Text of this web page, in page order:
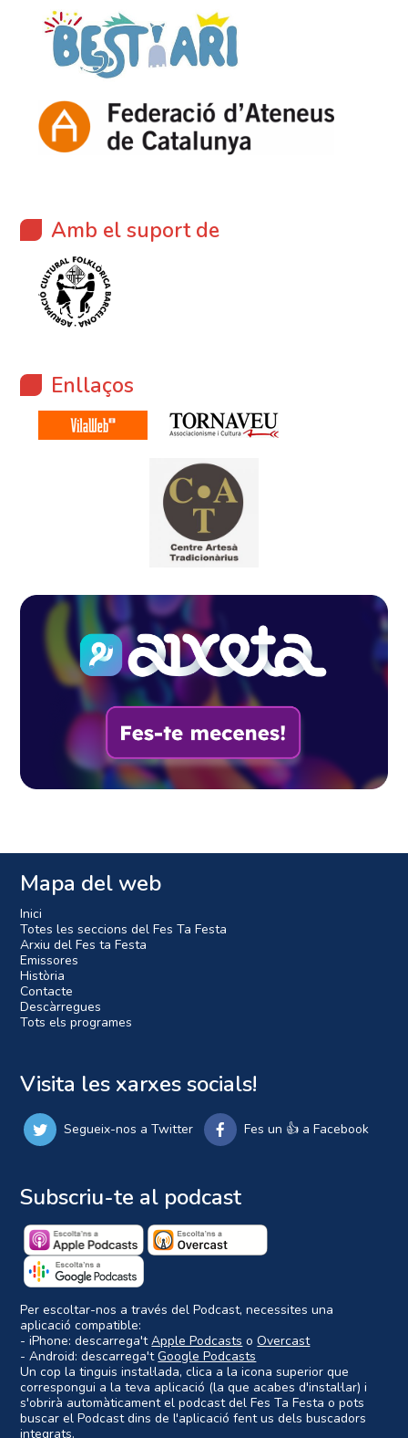
Amb el suport de
Enllaços
Mapa del web
Inici
Totes les seccions del Fes Ta Festa
Arxiu del Fes ta Festa
Emissores
Història
Contacte
Descàrregues
Tots els programes
Visita les xarxes socials!
Segueix-nos a Twitter Fes un 👍 a Facebook
Subscriu-te al podcast
Per escoltar-nos a través del Podcast, necessites una
aplicació compatible:
- iPhone: descarrega'tApple Podcasts oOvercast
- Android: descarrega'tGoogle Podcasts
Un cop la tinguis instal·lada, clica a la icona superior que
correspongui a la teva aplicació (la que acabes d'instal·lar) i
s'obrirà automàticament el podcast del Fes Ta Festa o pots
buscar el Podcast dins de l'aplicació fent us dels buscadors
integrats.